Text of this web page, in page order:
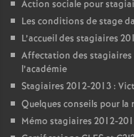
Action sociale pour
Les conditions de stage
L’accueil des stagiaires
Affectation des stagiaires
l’académie
Stagiaires 2012-2013 :
Quelques conseils pour
Mémo stagiaires 2012-